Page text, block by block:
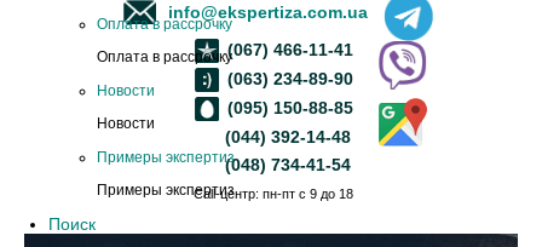
Оплата в рассрочку
Оплата в рассрочку
Новости
Новости
Примеры экспертиз
Примеры экспертиз
Поиск
info@ekspertiza.com.ua
(067) 466-11-41
(063) 234-89-90
(095) 150-88-85
(044) 392-14-48
(048) 734-41-54
Call-центр: пн-пт с 9 до 18